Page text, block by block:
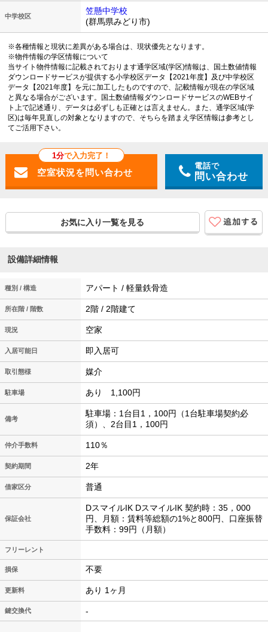
中学校区
笠懸中学校
(群馬県みどり市)
※各種情報と現状に差異がある場合は、現状優先となります。
※物件情報の学区情報について
当サイト物件情報に記載されております通学区域(学区)情報は、国土数値情報
ダウンロードサービスが提供する小学校区データ【2021年度】及び中学校区
データ【2021年度】を元に加工したものですので、記載情報が現在の学区域
と異なる場合がございます。国土数値情報ダウンロードサービスのWEBサイ
ト上で記述通り、データは必ずしも正確とは言えません。また、通学区域(学
区)は毎年見直しの対象となりますので、そちらを踏まえ学区情報は参考とし
てご活用下さい。
1分で入力完了！
電話で
問い合わせ
お気に入り一覧を見る
設備詳細情報
種別 / 構造 アパート / 軽量鉄骨造
所在階 / 階数 2階 / 2階建て
現況 空家
入居可能日 即入居可
取引態様 媒介
駐車場 あり 1,100円
備考
駐車場：1台目1，100円（1台駐車場契約必
須）、2台目1，100円
仲介手数料 110％
契約期間 2年
借家区分 普通
保証会社
DスマイルIK DスマイルIK 契約時：35，000
円、月額：賃料等総額の1%と800円、口座振替
手数料：99円（月額）
フリーレント
損保 不要
更新料 あり 1ヶ月
鍵交換代 -